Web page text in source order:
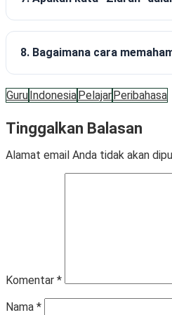
8. Bagaimana cara
GuruIndonesiaPelajarPeribahasa
Tinggalkan Balasan
Alamat email Anda tidak akan
Komentar *
Nama *